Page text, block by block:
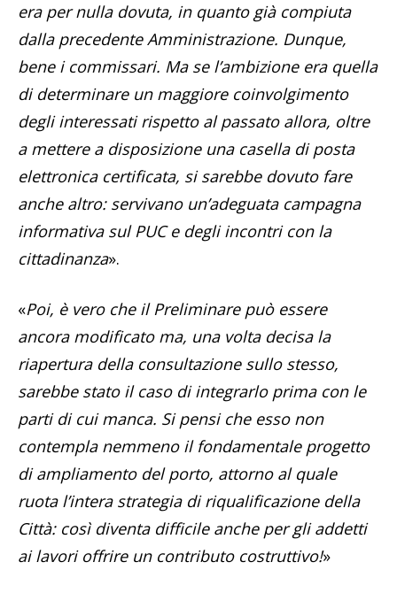
era per nulla dovuta, in quanto già compiuta
dalla precedente Amministrazione. Dunque,
bene i commissari. Ma se l’ambizione era quella
di determinare un maggiore coinvolgimento
degli interessati rispetto al passato allora, oltre
a mettere a disposizione una casella di posta
elettronica certificata, si sarebbe dovuto fare
anche altro: servivano un’adeguata campagna
informativa sul PUC e degli incontri con la
cittadinanza».
«Poi, è vero che il Preliminare può essere
ancora modificato ma, una volta decisa la
riapertura della consultazione sullo stesso,
sarebbe stato il caso di integrarlo prima con le
parti di cui manca. Si pensi che esso non
contempla nemmeno il fondamentale progetto
di ampliamento del porto, attorno al quale
ruota l’intera strategia di riqualificazione della
Città: così diventa difficile anche per gli addetti
ai lavori offrire un contributo costruttivo!»